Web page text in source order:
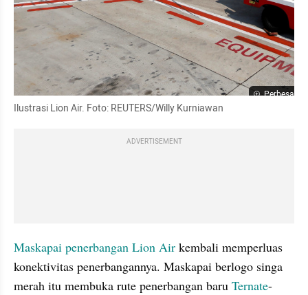
Perbesar
Ilustrasi Lion Air. Foto: REUTERS/Willy Kurniawan
ADVERTISEMENT
Maskapai penerbangan Lion Air kembali memperluas
konektivitas penerbangannya. Maskapai berlogo singa
merah itu membuka rute penerbangan baru Ternate-